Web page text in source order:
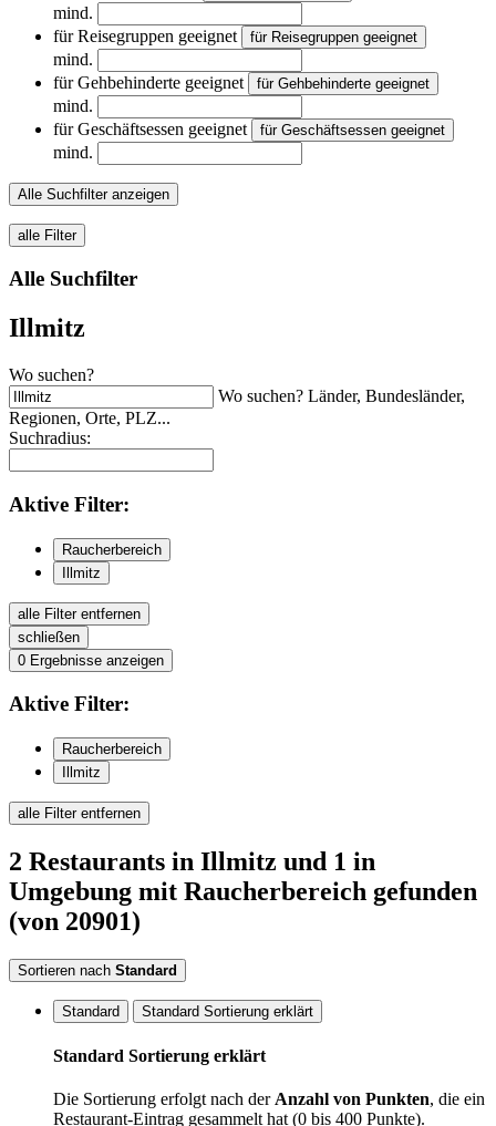
mind.
für Reisegruppen geeignet
für Reisegruppen geeignet
mind.
für Gehbehinderte geeignet
für Gehbehinderte geeignet
mind.
für Geschäftsessen geeignet
für Geschäftsessen geeignet
mind.
Alle Suchfilter anzeigen
alle Filter
Alle Suchfilter
Illmitz
Wo suchen?
Wo suchen? Länder, Bundesländer,
Regionen, Orte, PLZ...
Suchradius:
Aktive Filter:
Raucherbereich
Illmitz
alle Filter entfernen
schließen
0 Ergebnisse anzeigen
Aktive Filter:
Raucherbereich
Illmitz
alle Filter entfernen
2 Restaurants in Illmitz und 1 in
Umgebung mit Raucherbereich gefunden
(von 20901)
Sortieren nach Standard
Standard Standard Sortierung erklärt
Standard Sortierung erklärt
Die Sortierung erfolgt nach derAnzahl von Punkten, die ein
Restaurant-Eintrag gesammelt hat (0 bis 400 Punkte).